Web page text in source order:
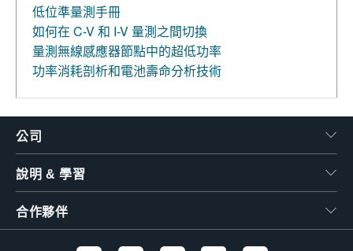
低位準量測手冊
如何在 C-V 和 I-V 量測之間切換
量測無線感應器節點中的超低功率
功率消耗剖析和電池壽命分析技術
公司
說明 & 學習
合作夥伴